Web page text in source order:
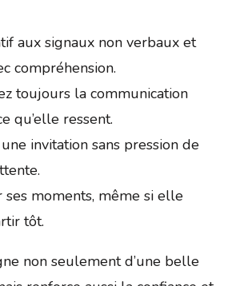
aux signaux non verbaux et
compréhension.
toujours la communication
qu’elle ressent.
invitation sans pression de
ses moments, même si elle
tôt.
non seulement d’une belle